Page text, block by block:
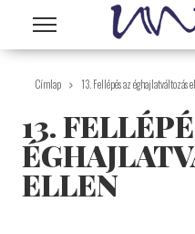
Ugrás a tartalomra
Címlap 13. Fellépés az éghajlatváltozás
13.
ELLEN